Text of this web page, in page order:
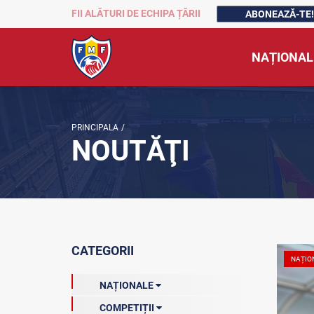
FII ALĂTURI DE ECHIPA ȚĂRII ABONEAZĂ-TE!
PRINCIPALA /
NOUTĂŢI
CATEGORII
NAȚIONALE
COMPETIȚII